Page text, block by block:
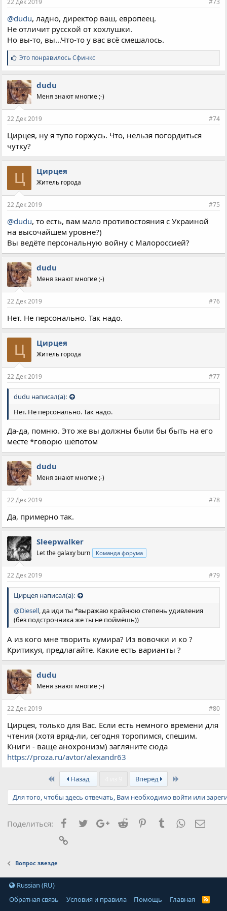
@dudu, ладно, директор ваш, европеец.
Не отличит русской от хохлушки.
Но вы-то, вы...Что-то у вас всё смешалось.
С
и
м
п
а
т
и
:
Это понравилосьСфинкс
dudu
Меня знают многие ;-)
22 Дек 2019 #74
Цирцея, ну я тупо горжусь. Что, нельзя погордиться
чутку?
Ц Цирцея
Житель города
22 Дек 2019 #75
@dudu, то есть, вам мало противостояния с Украиной
на высочайшем уровне?)
Вы ведёте персональную войну с Малороссией?
dudu
Меня знают многие ;-)
22 Дек 2019 #76
Нет. Не персонально. Так надо.
Ц Цирцея
Житель города
22 Дек 2019 #77
dudu написал(а):
Нет. Не персонально. Так надо.
Да-да, помню. Это же вы должны были бы быть на его
месте *говорю шёпотом
dudu
Меня знают многие ;-)
22 Дек 2019 #78
Да, примерно так.
Sleepwalker
Let the galaxy burn Команда форума
22 Дек 2019 #79
Цирцея написал(а):
@Diesell, да иди ты *выражаю крайнюю степень удивления
(без подстрочника же ты не поймёшь))
А из кого мне творить кумира? Из вовочки и ко ?
Критикуя, предлагайте. Какие есть варианты ?
dudu
Меня знают многие ;-)
22 Дек 2019 #80
Цирцея, только для Вас. Если есть немного времени для
чтения (хотя вряд-ли, сегодня торопимся, спешим.
Книги - ваще анохронизм) загляните сюда
https://proza.ru/avtor/alexandr63
First Назад Вперёд
Для того, чтобы здесь отвечать, Вам необходимо войти или
Поделиться: Facebook
TwitterGoogle+
Reddit PinterestTumblrWhatsApp
Вопрос звезде
Russian (RU)
Обратная связь
Условия и правила Помощь Главная